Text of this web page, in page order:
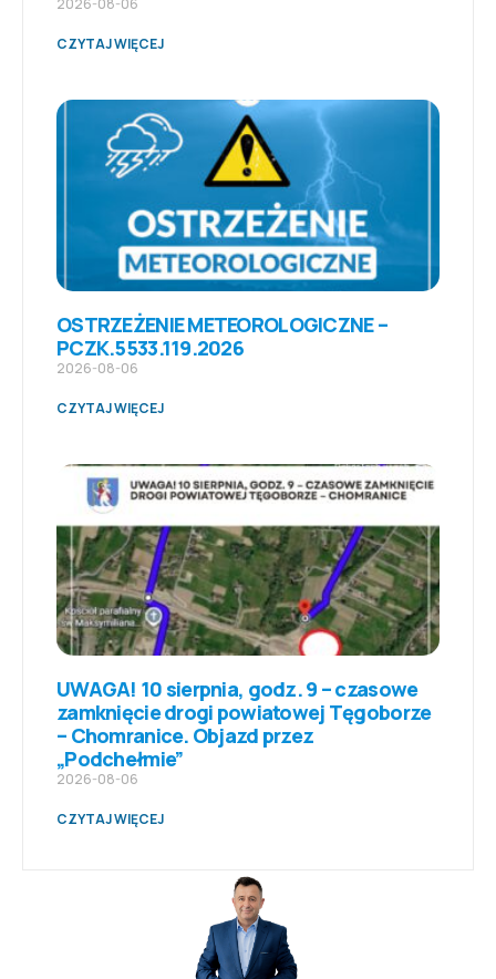
2026-08-06
CZYTAJ WIĘCEJ
OSTRZEŻENIE METEOROLOGICZNE –
PCZK.5533.119.2026
2026-08-06
CZYTAJ WIĘCEJ
UWAGA! 10 sierpnia, godz. 9 – czasowe
zamknięcie drogi powiatowej Tęgoborze
– Chomranice. Objazd przez
„Podchełmie”
2026-08-06
CZYTAJ WIĘCEJ